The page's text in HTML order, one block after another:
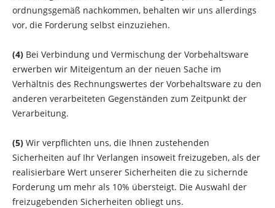
ordnungsgemäß nachkommen, behalten wir uns allerdings
vor, die Forderung selbst einzuziehen.
(4) Bei Verbindung und Vermischung der Vorbehaltsware
erwerben wir Miteigentum an der neuen Sache im
Verhältnis des Rechnungswertes der Vorbehaltsware zu den
anderen verarbeiteten Gegenständen zum Zeitpunkt der
Verarbeitung.
(5) Wir verpflichten uns, die Ihnen zustehenden
Sicherheiten auf Ihr Verlangen insoweit freizugeben, als der
realisierbare Wert unserer Sicherheiten die zu sichernde
Forderung um mehr als 10% übersteigt. Die Auswahl der
freizugebenden Sicherheiten obliegt uns.